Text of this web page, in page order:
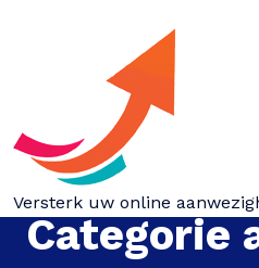
Versterk uw online
Categorie